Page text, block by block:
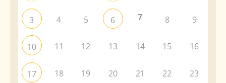
3 4 5 6 7 8 9
10 11 12 13 14 15 16
17 18 19 20 21 22 23